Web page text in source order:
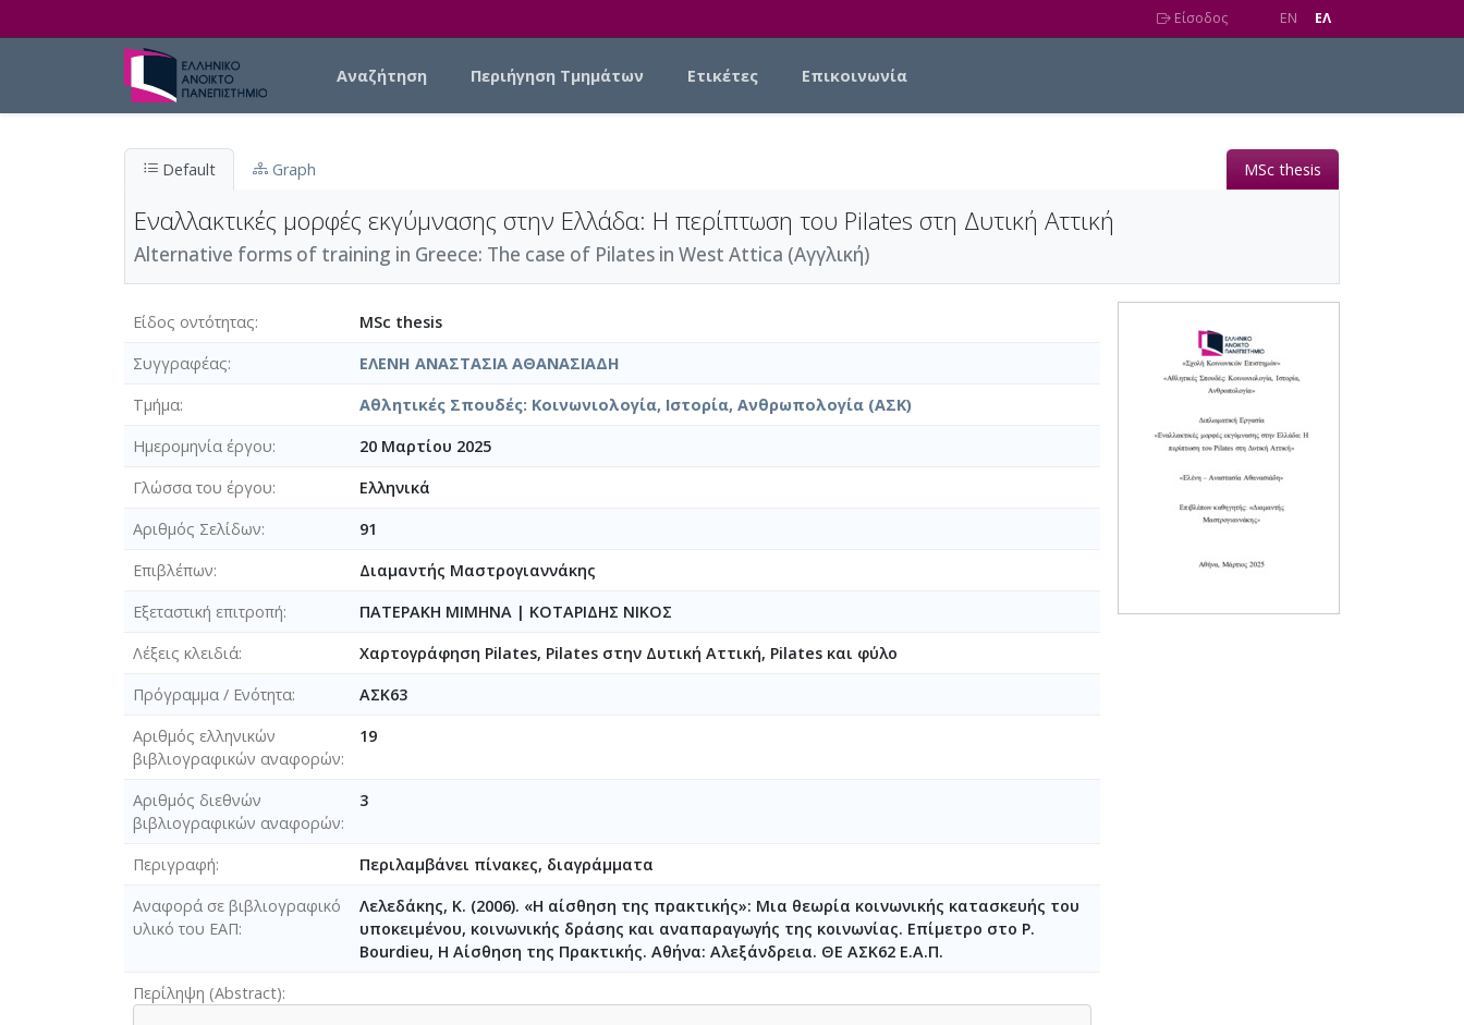
Είσοδος EN EΛ
Αναζήτηση Περιήγηση Τμημάτων Ετικέτες Επικοινωνία
Default Graph MSc thesis
Εναλλακτικές μορφές εκγύμνασης στην Ελλάδα: Η περίπτωση του Pilates στη Δυτική Αττική
Alternative forms of training in Greece: The case of Pilates in West Attica (Αγγλική)
Είδος οντότητας
MSc thesis
Συγγραφέας
ΕΛΕΝΗ ΑΝΑΣΤΑΣΙΑ ΑΘΑΝΑΣΙΑΔΗ
Τμήμα
Αθλητικές Σπουδές: Κοινωνιολογία, Ιστορία, Ανθρωπολογία (ΑΣΚ)
Ημερομηνία έργου
20 Μαρτίου 2025
Γλώσσα του έργου
Ελληνικά
Αριθμός Σελίδων
91
Επιβλέπων
Διαμαντής Μαστρογιαννάκης
Εξεταστική επιτροπή
ΠΑΤΕΡΑΚΗ ΜΙΜΗΝΑ | ΚΟΤΑΡΙΔΗΣ ΝΙΚΟΣ
Λέξεις κλειδιά
Χαρτογράφηση Pilates, Pilates στην Δυτική Αττική, Pilates και φύλο
Πρόγραμμα / Ενότητα
ΑΣΚ63
Αριθμός ελληνικών
βιβλιογραφικών αναφορών
19
Αριθμός διεθνών
βιβλιογραφικών αναφορών
3
Περιγραφή
Περιλαμβάνει πίνακες, διαγράμματα
Αναφορά σε βιβλιογραφικό
υλικό του ΕΑΠ
Λελεδάκης, Κ. (2006). «Η αίσθηση της πρακτικής»: Μια θεωρία κοινωνικής κατασκευής του
υποκειμένου, κοινωνικής δράσης και αναπαραγωγής της κοινωνίας. Επίμετρο στο P.
Bourdieu, Η Αίσθηση της Πρακτικής. Αθήνα: Αλεξάνδρεια. ΘΕ ΑΣΚ62 Ε.Α.Π.
Περίληψη (Abstract)